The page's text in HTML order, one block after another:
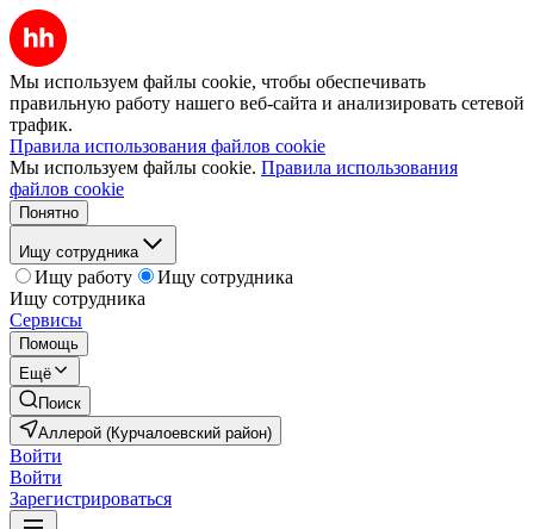
Мы используем файлы cookie, чтобы обеспечивать
правильную работу нашего веб-сайта и анализировать сетевой
трафик.
Правила использования файлов cookie
Мы используем файлы cookie. Правила использования
файлов cookie
Понятно
Ищу сотрудника
Ищу работу
Ищу сотрудника
Ищу сотрудника
Сервисы
Помощь
Ещё
Поиск
Аллерой (Курчалоевский район)
Войти
Войти
Зарегистрироваться